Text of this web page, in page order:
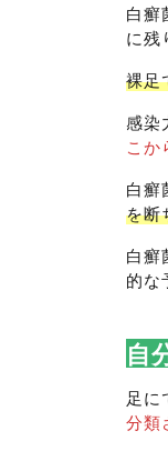
白癬
に残
裸足
感染
こか
白癬
を断
白癬
的な
自
足に
分類